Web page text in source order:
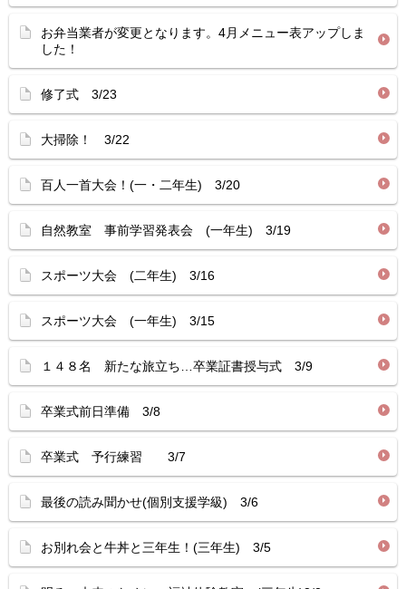
お弁当業者が変更となります。4月メニュー表アップしま
した！
修了式 3/23
大掃除！ 3/22
百人一首大会！(一・二年生) 3/20
自然教室 事前学習発表会 (一年生) 3/19
スポーツ大会 (二年生) 3/16
スポーツ大会 (一年生) 3/15
１４８名 新たな旅立ち…卒業証書授与式 3/9
卒業式前日準備 3/8
卒業式 予行練習 3/7
最後の読み聞かせ(個別支援学級) 3/6
お別れ会と牛丼と三年生！(三年生) 3/5